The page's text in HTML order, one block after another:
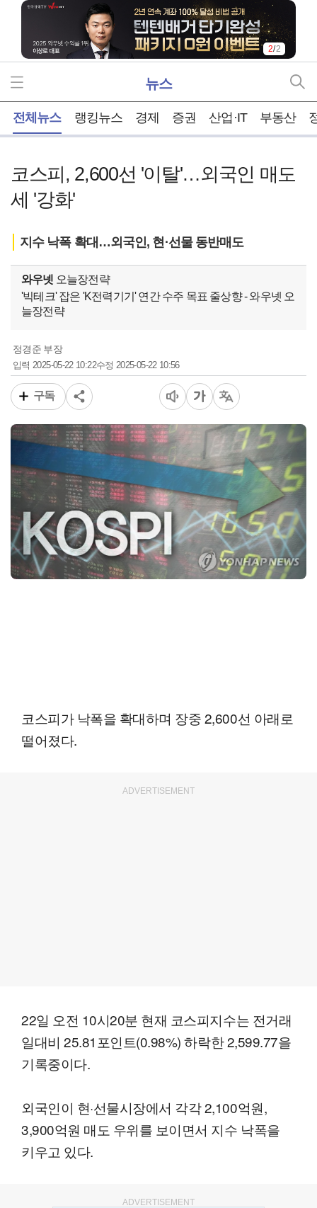
2/2
뉴스
전체뉴스 랭킹뉴스 경제 증권 산업·IT 부동산
코스피, 2,600선 '이탈'…외국인 매도
세 '강화'
지수 낙폭 확대…외국인, 현·선물 동반매도
와우넷 오늘장전략
'빅테크' 잡은 'K전력기기' 연간 수주 목표 줄상향 - 와우넷 오
늘장전략
정경준 부장
입력 2025-05-22 10:22수정 2025-05-22 10:56
구독
코스피가 낙폭을 확대하며 장중 2,600선 아래로
떨어졌다.
ADVERTISEMENT
22일 오전 10시20분 현재 코스피지수는 전거래
일대비 25.81포인트(0.98%) 하락한 2,599.77을
기록중이다.
외국인이 현·선물시장에서 각각 2,100억원,
3,900억원 매도 우위를 보이면서 지수 낙폭을
키우고 있다.
ADVERTISEMENT